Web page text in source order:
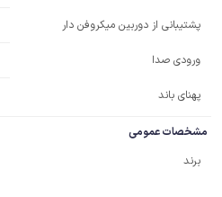
پشتیبانی از دوربین میکروفن دار
ورودی صدا
پهنای باند
مشخصات عمومی
برند